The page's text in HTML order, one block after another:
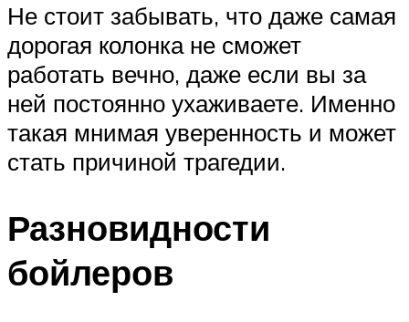
Не стоит забывать, что даже самая
дорогая колонка не сможет
работать вечно, даже если вы за
ней постоянно ухаживаете. Именно
такая мнимая уверенность и может
стать причиной трагедии.
Разновидности
бойлеров